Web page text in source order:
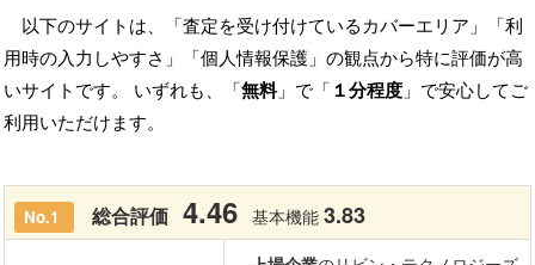
以下のサイトは、「査定を受け付けているカバーエリア」「利
用時の入力しやすさ」「個人情報保護」の観点から特に評価が高
いサイトです。 いずれも、「無料」で「 １分程度 」で安心してご
利用いただけます。